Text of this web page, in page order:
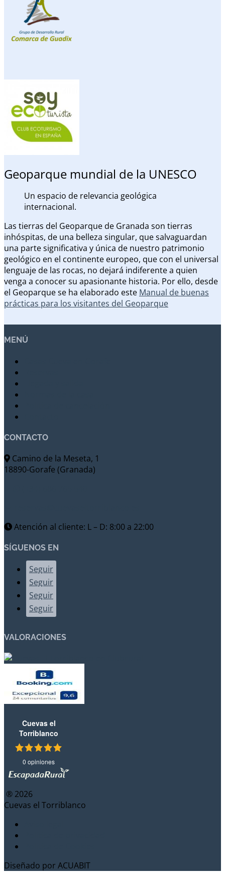
Geoparque mundial de la UNESCO
Un espacio de relevancia geológica
internacional.
Las tierras del Geoparque de Granada son tierras
inhóspitas, de una belleza singular, que salvaguardan
una parte significativa y única de nuestro patrimonio
geológico en el continente europeo, que con el universal
lenguaje de las rocas, no dejará indiferente a quien
venga a conocer su apasionante historia. Por ello, desde
el Geoparque se ha elaborado este Manual de buenas
prácticas para los visitantes del Geoparque
MENÚ
CONTACTO
Camino de la Meseta, 1
18890-Gorafe (Granada)
Atención al cliente: L – D: 8:00 a 22:00
SÍGUENOS EN
Seguir
Seguir
Seguir
Seguir
VALORACIONES
Cuevas el
Torriblanco
0 opiniones
® 2026
Cuevas el Torriblanco
Diseñado por ACUABIT